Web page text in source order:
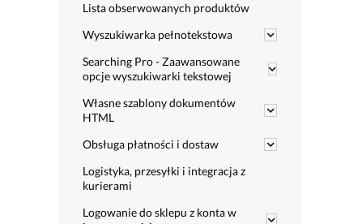
Lista obserwowanych produktów
Wyszukiwarka pełnotekstowa
Searching Pro - Zaawansowane
opcje wyszukiwarki tekstowej
Własne szablony dokumentów
HTML
Obsługa płatności i dostaw
Logistyka, przesyłki i integracja z
kurierami
Logowanie do sklepu z konta w